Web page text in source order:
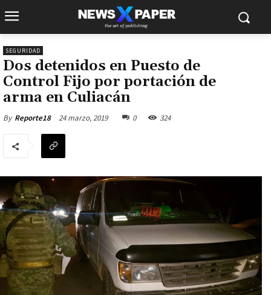
SEGURIDAD
Dos detenidos en Puesto de
Control Fijo por portación de
arma en Culiacán
By Reporte18 24 marzo, 2019 0 324